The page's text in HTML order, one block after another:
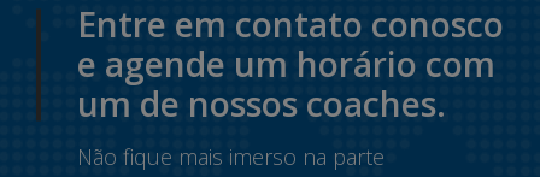
Entre em contato conosco
e agende um horário com
um de nossos coaches.
Não fique mais imerso na parte